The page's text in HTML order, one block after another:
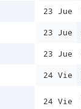
23 Jue
23 Jue
23 Jue
24 Vie
24 Vie